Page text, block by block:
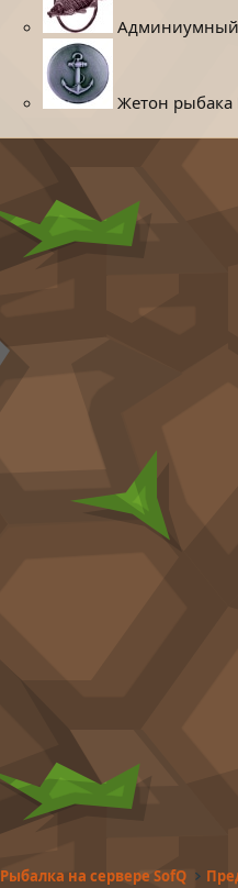
Админиумный
Жетон рыбака
Рыбалка на сервере SofQ